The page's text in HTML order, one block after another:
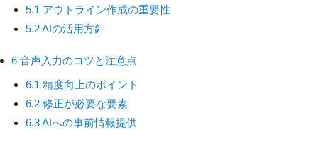
5.1 アウトライン作成の重要性
5.2AIの活用方針
6 音声入力のコツと注意点
6.1 精度向上のポイント
6.2 修正が必要な要素
6.3AIへの事前情報提供